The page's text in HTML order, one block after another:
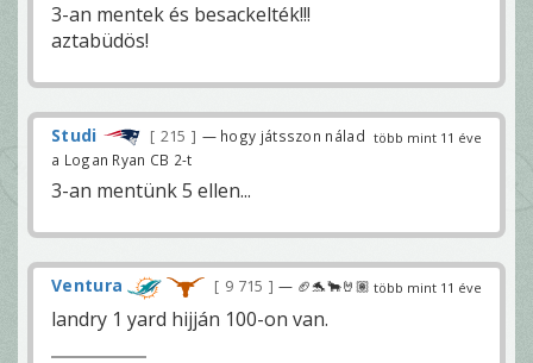
3-an mentek és besackelték!!!
aztabüdös!
több mint 11 éve
Studi 215
— hogy játsszon nálad
a Logan Ryan CB 2-t
3-an mentünk 5 ellen...
több mint 11 éve
Ventura 9 715 — 🏈🐬🐂🤘🏽
landry 1 yard hijján 100-on van.